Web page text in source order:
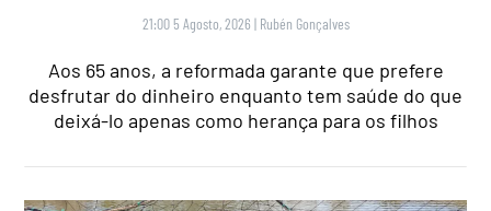
21:00 5 Agosto, 2026 | Rubén Gonçalves
Aos 65 anos, a reformada garante que prefere
desfrutar do dinheiro enquanto tem saúde do que
deixá-lo apenas como herança para os filhos